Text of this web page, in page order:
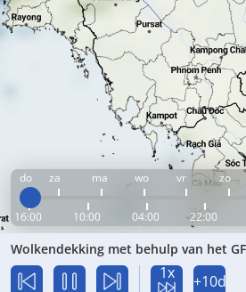
do za ma wo vr zo
16:00 10:00 04:00 22:00
Wolkendekking met behulp van het
1x +10d